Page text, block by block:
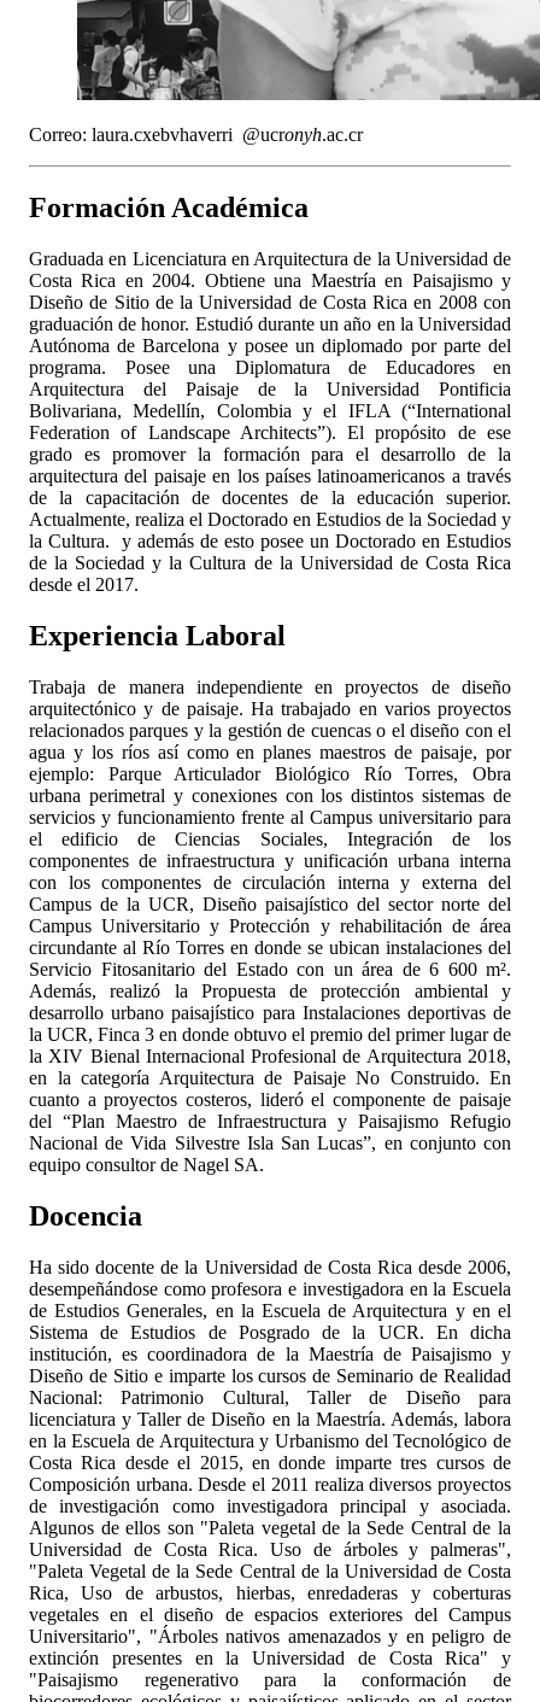
Correo: laura.cxebvhaverri @ucronyh.ac.cr
Formación Académica
Graduada en Licenciatura en Arquitectura de la Universidad de
Costa Rica en 2004. Obtiene una Maestría en Paisajismo y
Diseño de Sitio de la Universidad de Costa Rica en 2008 con
graduación de honor. Estudió durante un año en la Universidad
Autónoma de Barcelona y posee un diplomado por parte del
programa. Posee una Diplomatura de Educadores en
Arquitectura del Paisaje de la Universidad Pontificia
Bolivariana, Medellín, Colombia y el IFLA (“International
Federation of Landscape Architects”). El propósito de ese
grado es promover la formación para el desarrollo de la
arquitectura del paisaje en los países latinoamericanos a través
de la capacitación de docentes de la educación superior.
Actualmente, realiza el Doctorado en Estudios de la Sociedad y
la Cultura. y además de esto posee un Doctorado en Estudios
de la Sociedad y la Cultura de la Universidad de Costa Rica
desde el 2017.
Experiencia Laboral
Trabaja de manera independiente en proyectos de diseño
arquitectónico y de paisaje. Ha trabajado en varios proyectos
relacionados parques y la gestión de cuencas o el diseño con el
agua y los ríos así como en planes maestros de paisaje, por
ejemplo: Parque Articulador Biológico Río Torres, Obra
urbana perimetral y conexiones con los distintos sistemas de
servicios y funcionamiento frente al Campus universitario para
el edificio de Ciencias Sociales, Integración de los
componentes de infraestructura y unificación urbana interna
con los componentes de circulación interna y externa del
Campus de la UCR, Diseño paisajístico del sector norte del
Campus Universitario y Protección y rehabilitación de área
circundante al Río Torres en donde se ubican instalaciones del
Servicio Fitosanitario del Estado con un área de 6 600 m².
Además, realizó la Propuesta de protección ambiental y
desarrollo urbano paisajístico para Instalaciones deportivas de
la UCR, Finca 3 en donde obtuvo el premio del primer lugar de
la XIV Bienal Internacional Profesional de Arquitectura 2018,
en la categoría Arquitectura de Paisaje No Construido. En
cuanto a proyectos costeros, lideró el componente de paisaje
del “Plan Maestro de Infraestructura y Paisajismo Refugio
Nacional de Vida Silvestre Isla San Lucas”, en conjunto con
equipo consultor de Nagel SA.
Docencia
Ha sido docente de la Universidad de Costa Rica desde 2006,
desempeñándose como profesora e investigadora en la Escuela
de Estudios Generales, en la Escuela de Arquitectura y en el
Sistema de Estudios de Posgrado de la UCR. En dicha
institución, es coordinadora de la Maestría de Paisajismo y
Diseño de Sitio e imparte los cursos de Seminario de Realidad
Nacional: Patrimonio Cultural, Taller de Diseño para
licenciatura y Taller de Diseño en la Maestría. Además, labora
en la Escuela de Arquitectura y Urbanismo del Tecnológico de
Costa Rica desde el 2015, en donde imparte tres cursos de
Composición urbana. Desde el 2011 realiza diversos proyectos
de investigación como investigadora principal y asociada.
Algunos de ellos son "Paleta vegetal de la Sede Central de la
Universidad de Costa Rica. Uso de árboles y palmeras",
"Paleta Vegetal de la Sede Central de la Universidad de Costa
Rica, Uso de arbustos, hierbas, enredaderas y coberturas
vegetales en el diseño de espacios exteriores del Campus
Universitario", "Árboles nativos amenazados y en peligro de
extinción presentes en la Universidad de Costa Rica" y
"Paisajismo regenerativo para la conformación de